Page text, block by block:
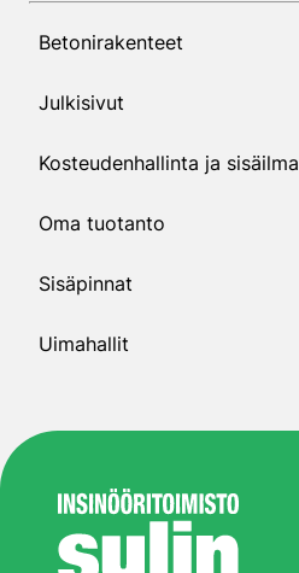
Betonirakenteet
Julkisivut
Kosteudenhallinta ja sisäilma
Oma tuotanto
Sisäpinnat
Uimahallit